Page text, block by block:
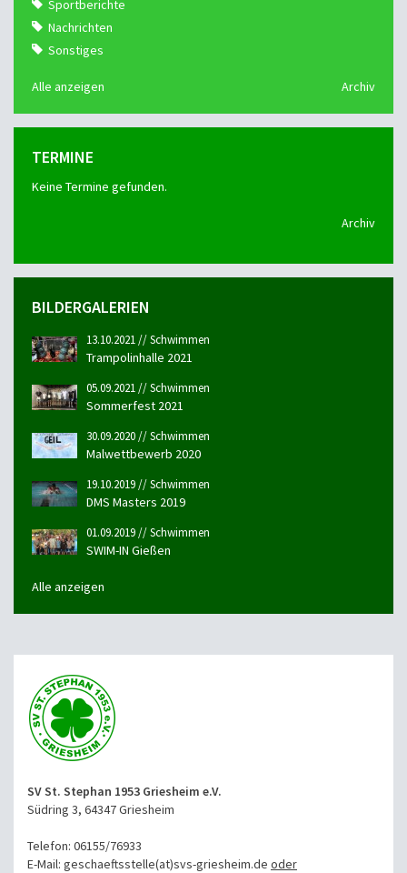
Sportberichte
Nachrichten
Sonstiges
Alle anzeigen Archiv
TERMINE
Keine Termine gefunden.
Archiv
BILDERGALERIEN
13.10.2021 // Schwimmen
Trampolinhalle 2021
05.09.2021 // Schwimmen
Sommerfest 2021
30.09.2020 // Schwimmen
Malwettbewerb 2020
19.10.2019 // Schwimmen
DMS Masters 2019
01.09.2019 // Schwimmen
SWIM-IN Gießen
Alle anzeigen
SV St. Stephan 1953 Griesheim e.V.
Südring 3, 64347 Griesheim
Telefon: 06155/76933
E-Mail: geschaeftsstelle(at)svs-griesheim.de oder